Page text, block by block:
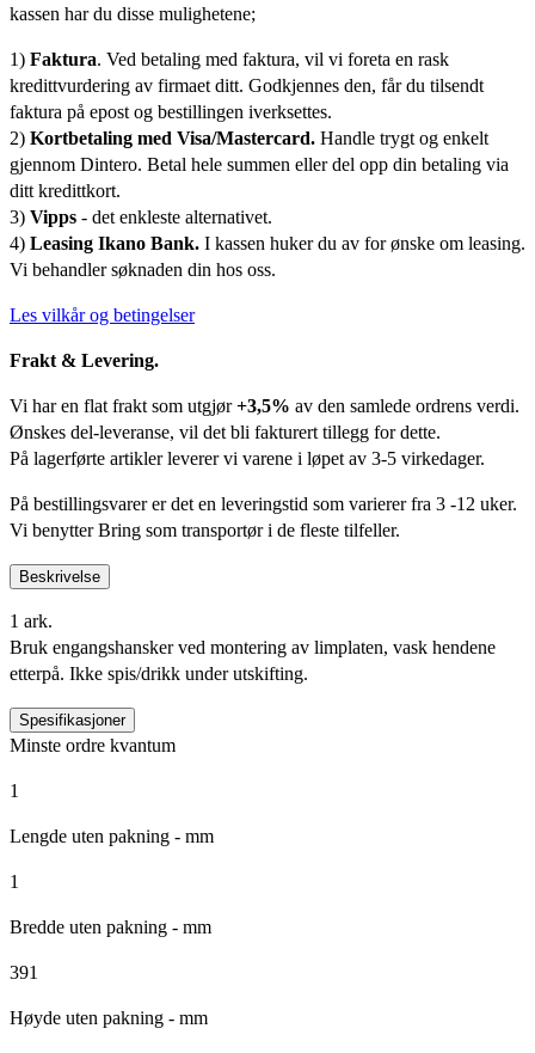
kassen har du disse mulighetene;
1) Faktura. Ved betaling med faktura, vil vi foreta en rask
kredittvurdering av firmaet ditt. Godkjennes den, får du tilsendt
faktura på epost og bestillingen iverksettes.
2) Kortbetaling med Visa/Mastercard. Handle trygt og enkelt
gjennom Dintero. Betal hele summen eller del opp din betaling via
ditt kredittkort.
3) Vipps - det enkleste alternativet.
4) Leasing Ikano Bank. I kassen huker du av for ønske om leasing.
Vi behandler søknaden din hos oss.
Les vilkår og betingelser
Frakt & Levering.
Vi har en flat frakt som utgjør+3,5% av den samlede ordrens verdi.
Ønskes del-leveranse, vil det bli fakturert tillegg for dette.
På lagerførte artikler leverer vi varene i løpet av 3-5 virkedager.
På bestillingsvarer er det en leveringstid som varierer fra 3 -12 uker.
Vi benytter Bring som transportør i de fleste tilfeller.
Beskrivelse
1 ark.
Bruk engangshansker ved montering av limplaten, vask hendene
etterpå. Ikke spis/drikk under utskifting.
Spesifikasjoner
Minste ordre kvantum
1
Lengde uten pakning - mm
1
Bredde uten pakning - mm
391
Høyde uten pakning - mm